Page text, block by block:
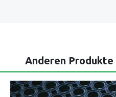
Anderen